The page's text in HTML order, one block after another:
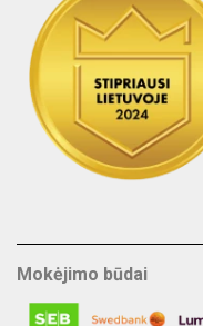
Mokėjimo būdai